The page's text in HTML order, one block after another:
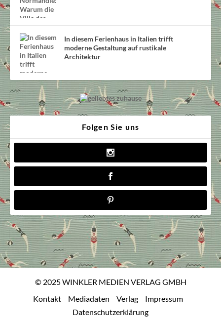
In diesem Ferienhaus in Italien trifft
moderne Gestaltung auf rustikale
Architektur
Folgen Sie uns
© 2025 WINKLER MEDIEN VERLAG GMBH
Kontakt
Mediadaten Verlag
Impressum
Datenschutzerklärung